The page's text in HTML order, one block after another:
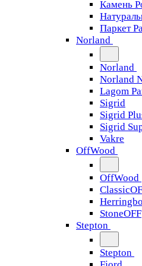
Камень
Паркет
Norland
Norland
Norland
Lagom
Sigrid
Sigrid
Sigrid
Vakre
OffWood
OffWood
StoneOFF
Stepton
Stepton